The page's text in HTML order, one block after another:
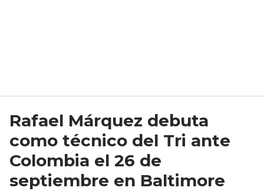
Rafael Márquez debuta
como técnico del Tri ante
Colombia el 26 de
septiembre en Baltimore